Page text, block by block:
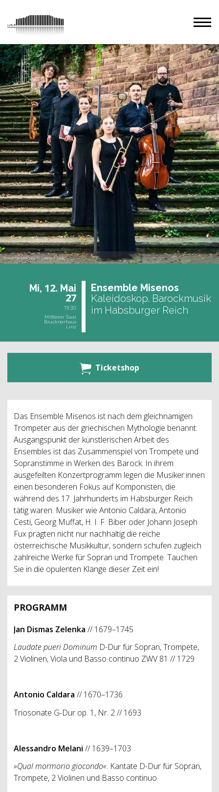
Ensemble Misenos © Yat Ho Tsang
Mi, 12. Mai
27
19:30
Mittlerer Saal
Brucknerhaus
Linz
En­sem­ble Mi­se­nos
Kaleidoskop. Barockmusik
im Habsburger Reich
Ticketshop
Das Ensemble Misenos ist nach dem gleichnamigen
Trompeter aus der griechischen Mythologie benannt.
Ausgangspunkt der künstlerischen Arbeit des
Ensembles ist das Zusammenspiel von Trompete und
Sopranstimme in Werken des Barock. In ihrem
ausgefeilten Konzertprogramm legen die Musiker:innen
einen besonderen Fokus auf Komponisten, die
während des 17. Jahrhunderts im Habsburger Reich
tätig waren. Musiker wie Antonio Caldara, Antonio
Cesti, Georg Muffat, H. I. F. Biber oder Johann Joseph
Fux prägten nicht nur nachhaltig die reiche
österreichische Musikkultur, sondern schufen zugleich
zahlreiche Werke für Sopran und Trompete. Tauchen
Sie in die opulenten Klänge dieser Zeit ein!
PROGRAMM
Jan Dismas Zelenka // 1679–1745
Laudate pueri Dominum D-Dur für Sopran, Trompete,
2 Violinen, Viola und Basso continuo ZWV 81 // 1729
Antonio Caldara // 1670–1736
Triosonate G-Dur op. 1, Nr. 2 // 1693
Alessandro Melani // 1639–1703
»Qual mormorio giocondo«. Kantate D-Dur für Sopran,
Trompete, 2 Violinen und Basso continuo